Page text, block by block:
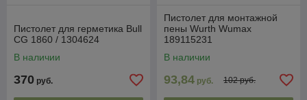
Пистолет для герметика Bull
CG 1860 / 1304624
В наличии
370 руб.
Пистолет для монтажной
пены Wurth Wumax
189115231
В наличии
93,84 руб. 102 руб.